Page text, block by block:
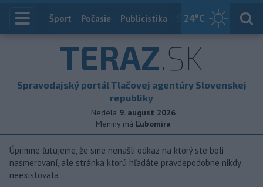
24°C
Index
Šport Počasie Publicistika Slovensko
TERAZ.SK
Spravodajský portál Tlačovej agentúry Slovenskej
republiky
Nedela 9. august 2026
Meniny má Ľubomíra
Úprimne ľutujeme, že sme nenašli odkaz na ktorý ste boli
nasmerovaní, ale stránka ktorú hľadáte pravdepodobne nikdy
neexistovala